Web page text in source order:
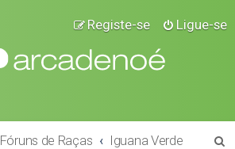
Ligue-se
Registe-se
Fóruns de Raças Iguana Verde